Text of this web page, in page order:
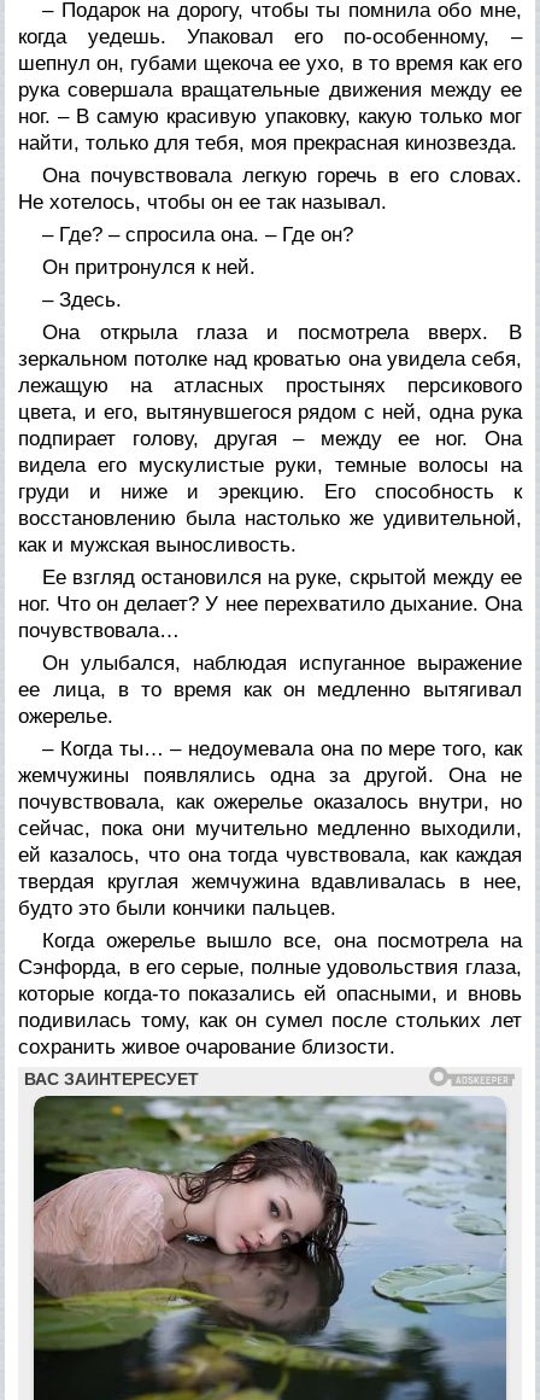
– Подарок на дорогу, чтобы ты помнила обо мне,
когда уедешь. Упаковал его по-особенному, –
шепнул он, губами щекоча ее ухо, в то время как его
рука совершала вращательные движения между ее
ног. – В самую красивую упаковку, какую только мог
найти, только для тебя, моя прекрасная кинозвезда.
Она почувствовала легкую горечь в его словах.
Не хотелось, чтобы он ее так называл.
– Где? – спросила она. – Где он?
Он притронулся к ней.
– Здесь.
Она открыла глаза и посмотрела вверх. В
зеркальном потолке над кроватью она увидела себя,
лежащую на атласных простынях персикового
цвета, и его, вытянувшегося рядом с ней, одна рука
подпирает голову, другая – между ее ног. Она
видела его мускулистые руки, темные волосы на
груди и ниже и эрекцию. Его способность к
восстановлению была настолько же удивительной,
как и мужская выносливость.
Ее взгляд остановился на руке, скрытой между ее
ног. Что он делает? У нее перехватило дыхание. Она
почувствовала…
Он улыбался, наблюдая испуганное выражение
ее лица, в то время как он медленно вытягивал
ожерелье.
– Когда ты… – недоумевала она по мере того, как
жемчужины появлялись одна за другой. Она не
почувствовала, как ожерелье оказалось внутри, но
сейчас, пока они мучительно медленно выходили,
ей казалось, что она тогда чувствовала, как каждая
твердая круглая жемчужина вдавливалась в нее,
будто это были кончики пальцев.
Когда ожерелье вышло все, она посмотрела на
Сэнфорда, в его серые, полные удовольствия глаза,
которые когда-то показались ей опасными, и вновь
подивилась тому, как он сумел после стольких лет
сохранить живое очарование близости.